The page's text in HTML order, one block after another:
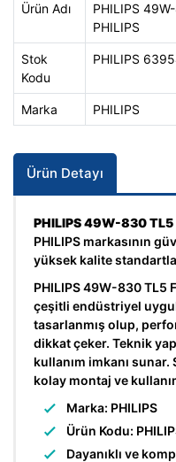
Ürün Adı
PHILIPS
PHILIPS
Stok
Kodu
PHILIPS
Marka PHILIPS
Ürün Detayı
PHILIPS 49W-830 TL5
PHILIPS markasının
yüksek kalite
PHILIPS 49W-830 TL5
çeşitli endüstriyel
tasarlanmış olup,
dikkat çeker. Teknik
kullanım imkanı
kolay montaj ve
Marka: PHILIPS
Ürün Kodu:
Dayanıklı ve